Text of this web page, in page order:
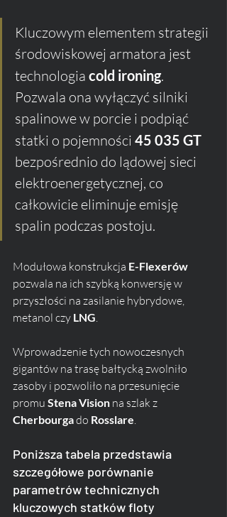
Kluczowym elementem strategii
środowiskowej armatora jest
technologia cold ironing.
Pozwala ona wyłączyć silniki
spalinowe w porcie i podpiąć
statki o pojemności 45 035 GT
bezpośrednio do lądowej sieci
elektroenergetycznej, co
całkowicie eliminuje emisję
spalin podczas postoju.
Modułowa konstrukcja E-Flexerów
pozwala na ich szybką konwersję w
przyszłości na zasilanie hybrydowe,
metanol czy LNG
Wprowadzenie tych nowoczesnych
gigantów na trasę bałtycką zwolniło
zasoby i pozwoliło na przesunięcie
promu Stena Vision na szlak z
Cherbourga do Rosslare
Poniższa tabela przedstawia
szczegółowe porównanie
parametrów technicznych
kluczowych statków floty